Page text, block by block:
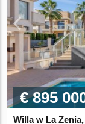
€ 895
Willa w La